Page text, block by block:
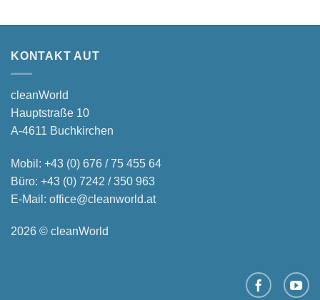
KONTAKT AUT
cleanWorld
Hauptstraße 10
A-4611 Buchkirchen
Mobil: +43 (0) 676 / 75 455 64
Büro: +43 (0) 7242 / 350 963
E-Mail: office@cleanworld.at
2026 © cleanWorld